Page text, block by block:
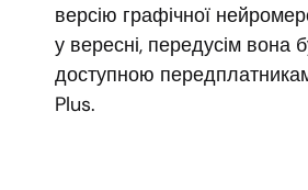
версію графічної
у вересні, передусім вона
доступною
Plus.